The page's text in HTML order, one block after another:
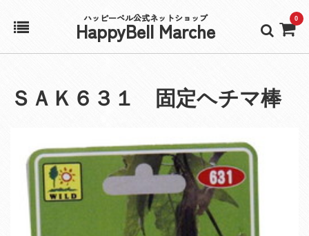
ハッピーベル公式ネットショップ
HappyBell Marche 0
アカウント
ＳＡＫ６３１ 固定ヘチマ棒